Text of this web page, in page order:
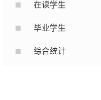
在读学生
毕业学生
综合统计